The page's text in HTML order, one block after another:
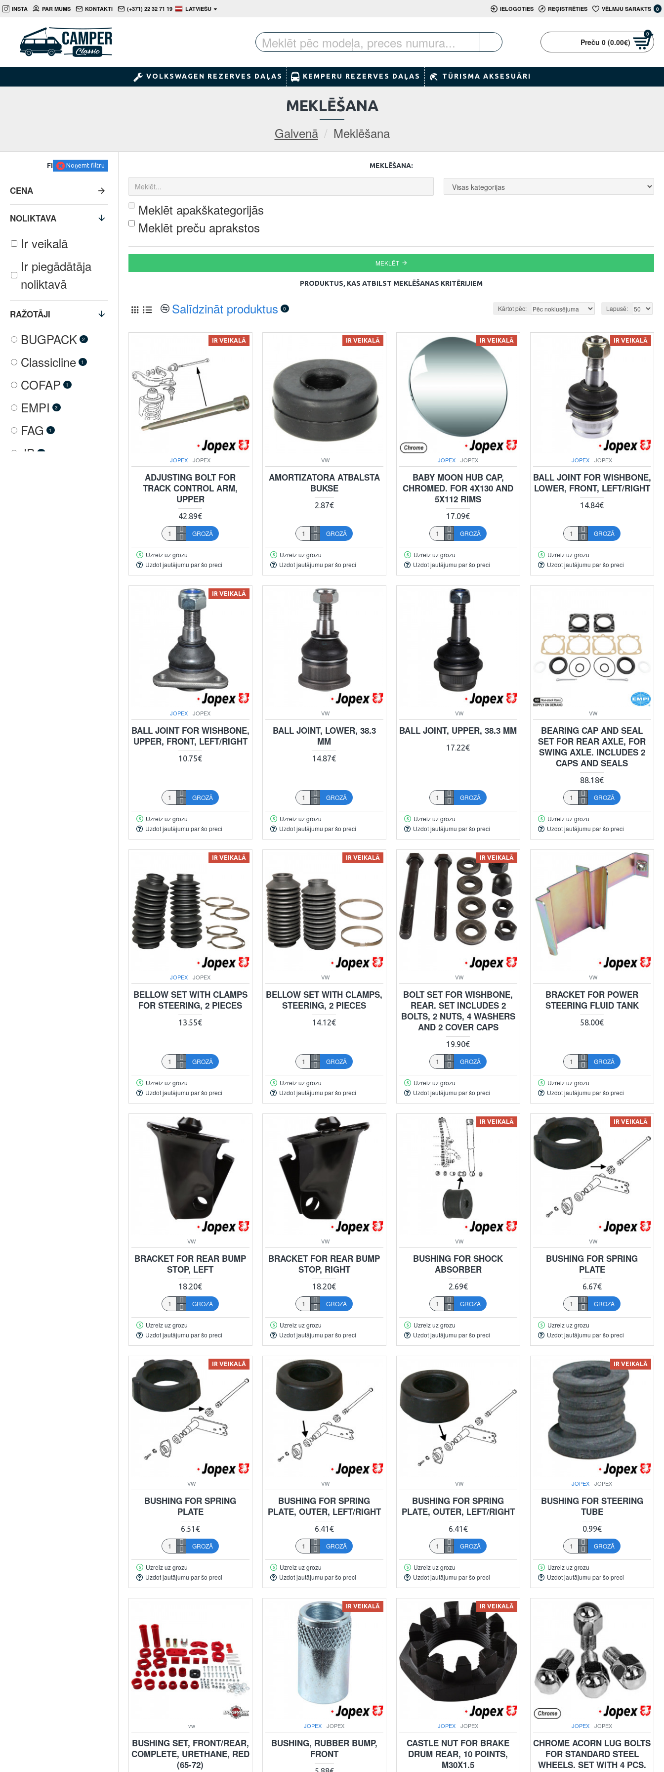
INSTA PAR MUMS KONTAKTI (+371) 22 32 71 19 LATVIEŠU IELOGOTIES REĢISTRĒTIES VĒLMJU SARAKTS 0
Preču 0 (0.00€)
0
VOLKSWAGEN REZERVES DAĻAS KEMPERU REZERVES DAĻAS TŪRISMA AKSESUĀRI
Galvenā Meklēšana
MEKLĒŠANA
FILTRSNoņemt filtru
CENA
RAŽOTĀJI
BUGPACK 2
Classicline 1
COFAP 1
EMPI 3
FAG 1
JP 3
NOLIKTAVA
Ir veikalā
Ir piegādātāja
noliktavā
MEKLĒŠANA:
Meklēt apakškategorijās
Meklēt preču aprakstos
MEKLĒT
PRODUKTUS, KAS ATBILST MEKLĒŠANAS KRITĒRIJIEM
Salīdzināt produktus 0 Kārtot pēc: Lapusē:
IR VEIKALĀ
JOPEX JOPEX
ADJUSTING BOLT FOR
TRACK CONTROL ARM,
UPPER
42.89€
GROZĀ
Uzreiz uz grozu
Uzdot jautājumu par šo preci
IR VEIKALĀ
VW
AMORTIZATORA ATBALSTA
BUKSE
2.87€
GROZĀ
Uzreiz uz grozu
Uzdot jautājumu par šo preci
IR VEIKALĀ
JOPEX JOPEX
BABY MOON HUB CAP,
CHROMED. FOR 4X130 AND
5X112 RIMS
17.09€
GROZĀ
Uzreiz uz grozu
Uzdot jautājumu par šo preci
IR VEIKALĀ
JOPEX JOPEX
BALL JOINT FOR WISHBONE,
LOWER, FRONT, LEFT/RIGHT
14.84€
GROZĀ
Uzreiz uz grozu
Uzdot jautājumu par šo preci
IR VEIKALĀ
JOPEX JOPEX
BALL JOINT FOR WISHBONE,
UPPER, FRONT, LEFT/RIGHT
10.75€
GROZĀ
Uzreiz uz grozu
Uzdot jautājumu par šo preci
VW
BALL JOINT, LOWER, 38.3
MM
14.87€
GROZĀ
Uzreiz uz grozu
Uzdot jautājumu par šo preci
VW
BALL JOINT, UPPER, 38.3 MM
17.22€
GROZĀ
Uzreiz uz grozu
Uzdot jautājumu par šo preci
VW
BEARING CAP AND SEAL
SET FOR REAR AXLE, FOR
SWING AXLE. INCLUDES 2
CAPS AND SEALS
88.18€
GROZĀ
Uzreiz uz grozu
Uzdot jautājumu par šo preci
IR VEIKALĀ
JOPEX JOPEX
BELLOW SET WITH CLAMPS
FOR STEERING, 2 PIECES
13.55€
GROZĀ
Uzreiz uz grozu
Uzdot jautājumu par šo preci
IR VEIKALĀ
VW
BELLOW SET WITH CLAMPS,
STEERING, 2 PIECES
14.12€
GROZĀ
Uzreiz uz grozu
Uzdot jautājumu par šo preci
IR VEIKALĀ
VW
BOLT SET FOR WISHBONE,
REAR. SET INCLUDES 2
BOLTS, 2 NUTS, 4 WASHERS
AND 2 COVER CAPS
19.90€
GROZĀ
Uzreiz uz grozu
Uzdot jautājumu par šo preci
VW
BRACKET FOR POWER
STEERING FLUID TANK
58.00€
GROZĀ
Uzreiz uz grozu
Uzdot jautājumu par šo preci
VW
BRACKET FOR REAR BUMP
STOP, LEFT
18.20€
GROZĀ
Uzreiz uz grozu
Uzdot jautājumu par šo preci
VW
BRACKET FOR REAR BUMP
STOP, RIGHT
18.20€
GROZĀ
Uzreiz uz grozu
Uzdot jautājumu par šo preci
IR VEIKALĀ
VW
BUSHING FOR SHOCK
ABSORBER
2.69€
GROZĀ
Uzreiz uz grozu
Uzdot jautājumu par šo preci
IR VEIKALĀ
VW
BUSHING FOR SPRING
PLATE
6.67€
GROZĀ
Uzreiz uz grozu
Uzdot jautājumu par šo preci
IR VEIKALĀ
VW
BUSHING FOR SPRING
PLATE
6.51€
GROZĀ
Uzreiz uz grozu
Uzdot jautājumu par šo preci
VW
BUSHING FOR SPRING
PLATE, OUTER, LEFT/RIGHT
6.41€
GROZĀ
Uzreiz uz grozu
Uzdot jautājumu par šo preci
VW
BUSHING FOR SPRING
PLATE, OUTER, LEFT/RIGHT
6.41€
GROZĀ
Uzreiz uz grozu
Uzdot jautājumu par šo preci
IR VEIKALĀ
JOPEX JOPEX
BUSHING FOR STEERING
TUBE
0.99€
GROZĀ
Uzreiz uz grozu
Uzdot jautājumu par šo preci
vw
BUSHING SET, FRONT/REAR,
COMPLETE, URETHANE, RED
(65-72)
IR VEIKALĀ
JOPEX JOPEX
BUSHING, RUBBER BUMP,
FRONT
IR VEIKALĀ
JOPEX JOPEX
CASTLE NUT FOR BRAKE
DRUM REAR, 10 POINTS,
M30X1.5
JOPEX JOPEX
CHROME ACORN LUG BOLTS
FOR STANDARD STEEL
WHEELS. SET WITH 4 PCS.